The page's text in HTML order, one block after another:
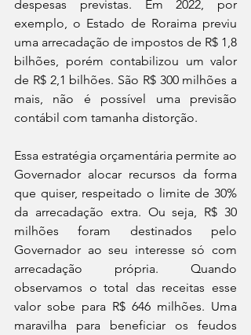
despesas previstas. Em 2022, por
exemplo, o Estado de Roraima previu
uma arrecadação de impostos de R$ 1,8
bilhões, porém contabilizou um valor
de R$ 2,1 bilhões. São R$ 300 milhões a
mais, não é possível uma previsão
contábil com tamanha distorção.
Essa estratégia orçamentária permite ao
Governador alocar recursos da forma
que quiser, respeitado o limite de 30%
da arrecadação extra. Ou seja, R$ 30
milhões foram destinados pelo
Governador ao seu interesse só com
arrecadação própria. Quando
observamos o total das receitas esse
valor sobe para R$ 646 milhões. Uma
maravilha para beneficiar os feudos